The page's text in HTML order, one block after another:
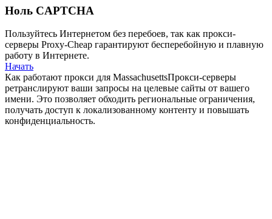
Ноль CAPTCHA
Пользуйтесь Интернетом без перебоев, так как прокси-
серверы Proxy-Cheap гарантируют бесперебойную и плавную
работу в Интернете.
Начать
Как работают прокси для MassachusettsПрокси-серверы
ретранслируют ваши запросы на целевые сайты от вашего
имени. Это позволяет обходить региональные ограничения,
получать доступ к локализованному контенту и повышать
конфиденциальность.